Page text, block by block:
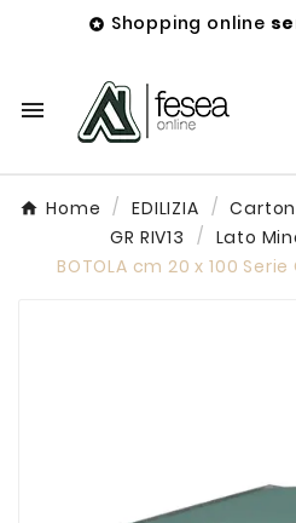
 Shopping online

Home EDILIZIA
GR RIV13
Lato
BOTOLA cm 20 x 100 Serie